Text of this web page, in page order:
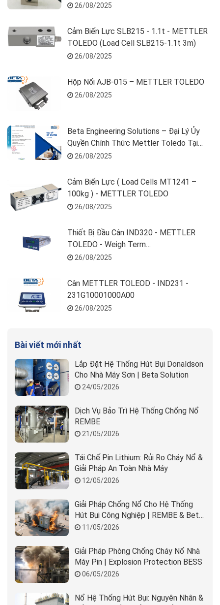
26/08/2025
Cảm Biến Lực SLB215 - 1.1t - METTLER
TOLEDO (Load Cell SLB215-1.1t 3m)
26/08/2025
Hộp Nối AJB-015 – METTLER TOLEDO
26/08/2025
Beta Engineering Solutions – Đại Lý Ủy
Quyền Chính Thức Mettler Toledo Tại
Việt Nam
26/08/2025
Cảm Biến Lực ( Load Cells MT1241 –
100kg ) - METTLER TOLEDO
26/08/2025
Thiết Bị Đầu Cân IND320 - METTLER
TOLEDO - Weigh Term
32E100000000000
26/08/2025
Cân METTLER TOLEOD - IND231 -
231G10001000A00
26/08/2025
Bài viết mới nhất
Lắp Đặt Hệ Thống Hút Bụi Donaldson
Cho Nhà Máy Sơn | Beta Solution
24/05/2026
Dịch Vụ Bảo Trì Hệ Thống Chống Nổ
REMBE
21/05/2026
Tái Chế Pin Lithium: Rủi Ro Cháy Nổ &
Giải Pháp An Toàn Nhà Máy
12/05/2026
Giải Pháp Chống Nổ Cho Hệ Thống
Hút Bụi Công Nghiệp | REMBE & Beta
Solution
11/05/2026
Giải Pháp Phòng Chống Cháy Nổ Nhà
Máy Pin | Explosion Protection BESS
06/05/2026
Nổ Hệ Thống Hút Bụi: Nguyên Nhân &